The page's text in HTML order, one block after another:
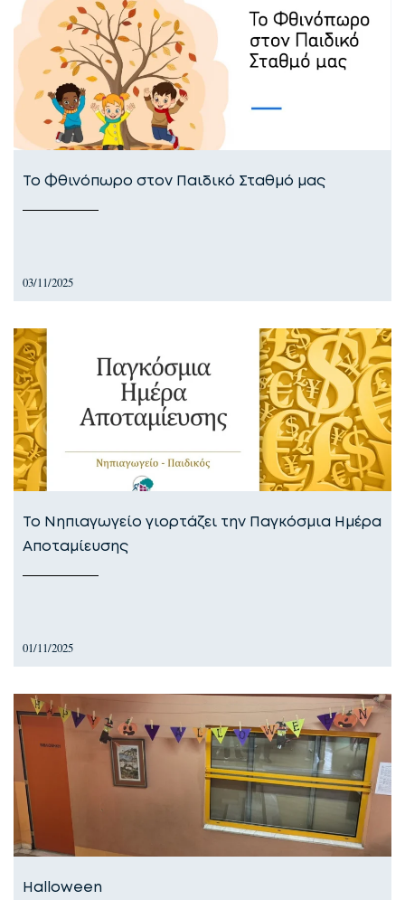
Το Φθινόπωρο στον Παιδικό Σταθμό μας
03/11/2025
Το Νηπιαγωγείο γιορτάζει την Παγκόσμια Ημέρα
Αποταμίευσης
01/11/2025
Halloween